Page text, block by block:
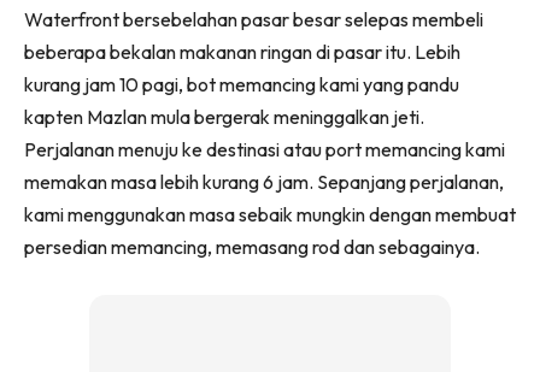
Waterfront bersebelahan pasar besar selepas membeli
beberapa bekalan makanan ringan di pasar itu. Lebih
kurang jam 10 pagi, bot memancing kami yang pandu
kapten Mazlan mula bergerak meninggalkan jeti.
Perjalanan menuju ke destinasi atau port memancing kami
memakan masa lebih kurang 6 jam. Sepanjang perjalanan,
kami menggunakan masa sebaik mungkin dengan membuat
persedian memancing, memasang rod dan sebagainya.